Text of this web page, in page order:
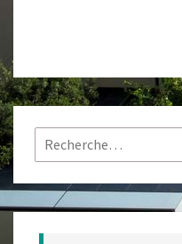
Rechercher :